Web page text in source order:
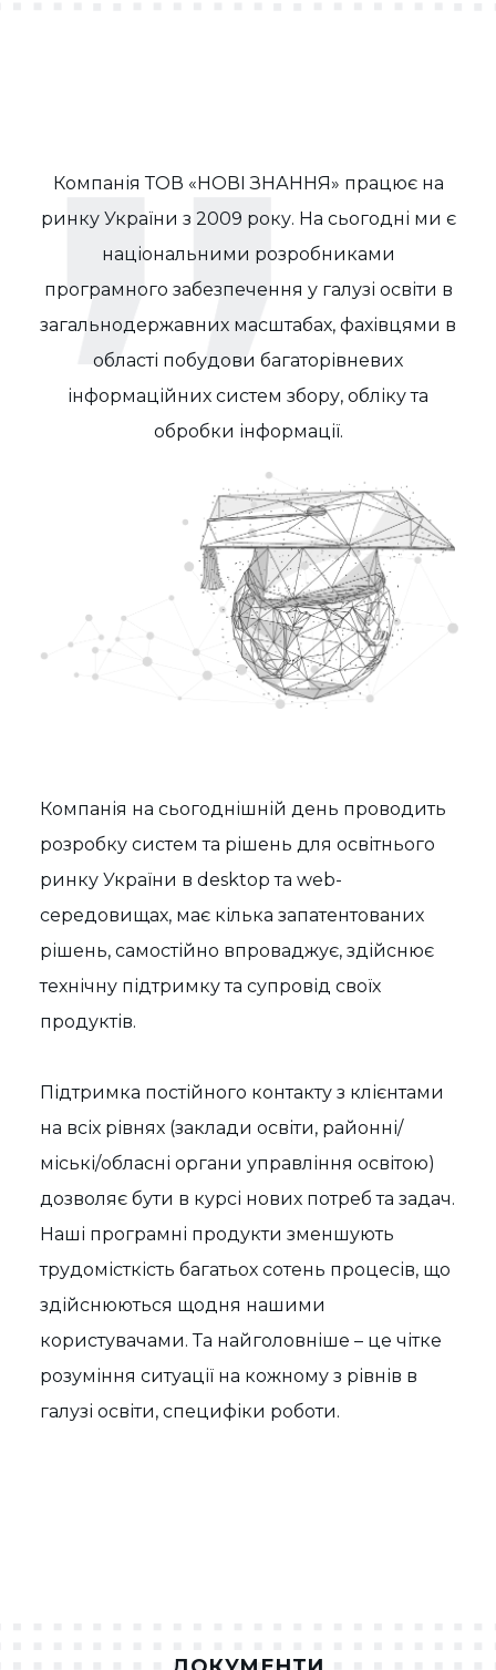
Компанія ТОВ «НОВІ ЗНАННЯ» працює на
ринку України з 2009 року. На сьогодні ми є
національними розробниками
програмного забезпечення у галузі освіти в
загальнодержавних масштабах, фахівцями в
області побудови багаторівневих
інформаційних систем збору, обліку та
обробки інформації.
Компанія на сьогоднішній день проводить
розробку систем та рішень для освітнього
ринку України в desktop та web-
середовищах, має кілька запатентованих
рішень, самостійно впроваджує, здійснює
технічну підтримку та супровід своїх
продуктів.
Підтримка постійного контакту з клієнтами
на всіх рівнях (заклади освіти, районні/
міські/обласні органи управління освітою)
дозволяє бути в курсі нових потреб та задач.
Наші програмні продукти зменшують
трудомісткість багатьох сотень процесів, що
здійснюються щодня нашими
користувачами. Та найголовніше – це чітке
розуміння ситуації на кожному з рівнів в
галузі освіти, специфіки роботи.